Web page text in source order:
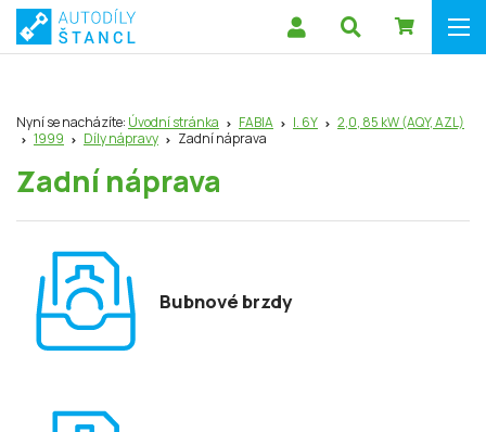
Nyní se nacházíte: Úvodní stránka FABIA I. 6Y
2,0, 85 kW (AQY, AZL)
1999
Díly nápravy Zadní náprava
Zadní náprava
Bubnové brzdy